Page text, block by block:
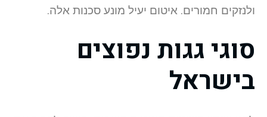
ולנזקים חמורים. איטום יעיל מונע סכנות אלה.
סוגי גגות נפוצים
בישראל